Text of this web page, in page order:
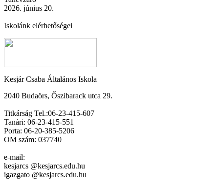
2026. június 20.
Iskolánk elérhetőségei
Kesjár Csaba Általános Iskola
2040 Budaörs, Őszibarack utca 29.
Titkárság Tel.:06-23-415-607
Tanári: 06-23-415-551
Porta: 06-20-385-5206
OM szám: 037740
e-mail:
kesjarcs @kesjarcs.edu.hu
igazgato @kesjarcs.edu.hu